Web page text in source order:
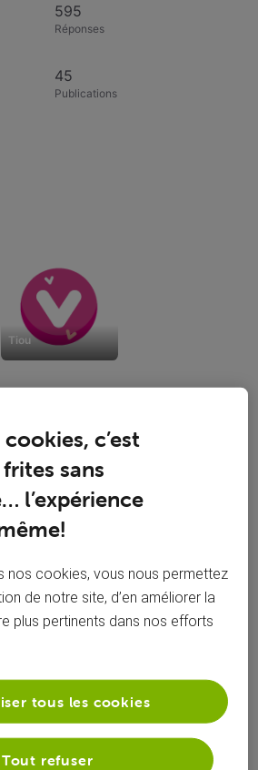
595
Réponses
45
Publications
Tiou
Louana
Francois
c’est
sans
l’expérience
nos cookies, vous nous permettez
de notre site, d’en améliorer la
plus pertinents dans nos efforts
Tout refuser
tous les cookies